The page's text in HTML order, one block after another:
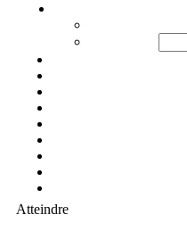
Atteindre